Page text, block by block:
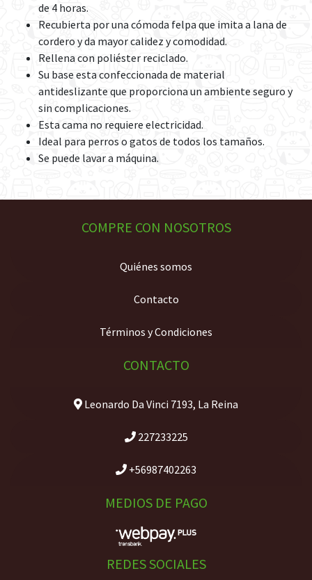
de 4 horas.
Recubierta por una cómoda felpa que imita a lana de
cordero y da mayor calidez y comodidad.
Rellena con poliéster reciclado.
Su base esta confeccionada de material
antideslizante que proporciona un ambiente seguro y
sin complicaciones.
Esta cama no requiere electricidad.
Ideal para perros o gatos de todos los tamaños.
Se puede lavar a máquina.
COMPRE CON NOSOTROS
Quiénes somos
Contacto
Términos y Condiciones
CONTACTO
Leonardo Da Vinci 7193, La Reina
227233225
+56987402263
MEDIOS DE PAGO
REDES SOCIALES